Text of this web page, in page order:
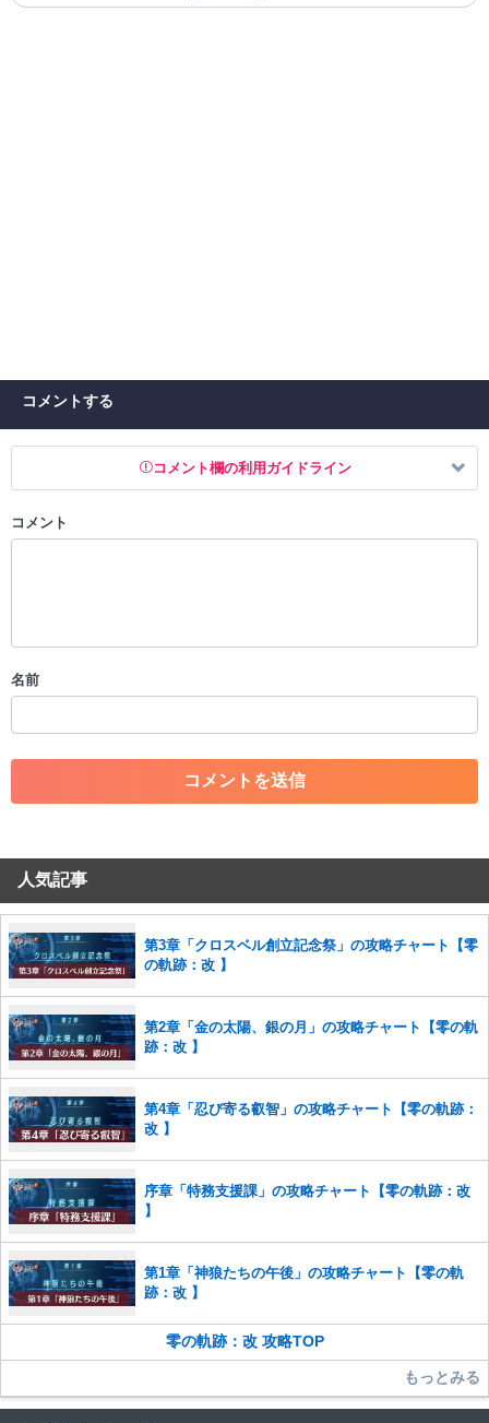
コメントする
コメント欄の利用ガイドライン
以下の書き込みを禁止とし、場合によってはコメント削除や書き込み制
・一度削除された投稿を再び投稿すること
・アカウントの売買など金銭が絡む内容の投稿
・各ゲームのネタバレを含む内容の投稿
・その他、管理者が不適切と判断した投稿
コメントの削除を申請する
せていただきます。ご了承ください。
※一度削除したコメントは復元ができませんのでご注意くだ
さい。
った場合は、法的措置をとらせていただく場合もございますので、あら
かじめご理解くださいませ。
コメント
名前
人気記事
第3章「クロスベル創立記念祭」の攻略チャート【零
の軌跡：改 】
第2章「金の太陽、銀の月」の攻略チャート【零の軌
跡：改 】
第4章「忍び寄る叡智」の攻略チャート【零の軌跡：
改 】
序章「特務支援課」の攻略チャート【零の軌跡：改
】
第1章「神狼たちの午後」の攻略チャート【零の軌
跡：改 】
零の軌跡：改 攻略TOP
もっとみる